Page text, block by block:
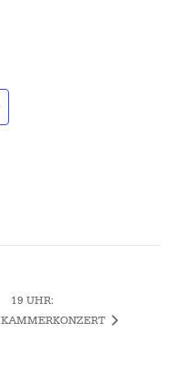
19 UHR:
KAMMERKONZERT